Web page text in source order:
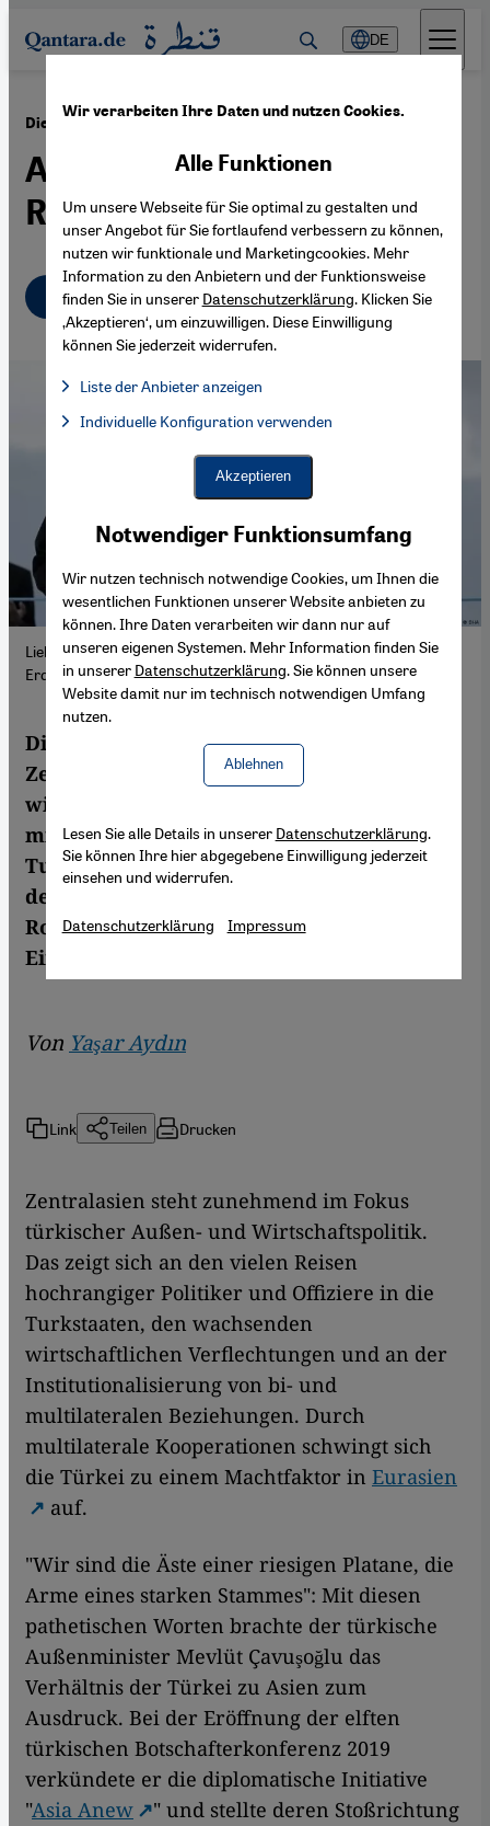
Direkt zum Inhalt springen
DE
Die Türkei und Zentralasien ·25.04.2022
Auf dem Weg zur
Regionalmacht
Deutsch English
Liebäugeln mit der Unterstützung nationalistischer Kreis:
Erdogan mit dem MHP-Vorsitzenden Devlet Bahceli
Die Türkei wendet sich verstärkt nach
Zentralasien und intensiviert ihre
wirtschaftlichen, politischen und
militärischen Beziehungen zu den
Turkstaaten. Welches sind die Triebkräfte
der türkischen Zentralasienpolitik? Welche
Rolle spielt die Idee des Panturkismus?
Eine Analyse von Yaşar Aydın
Von Yaşar Aydın
Link Teilen Drucken
Zentralasien steht zunehmend im Fokus
türkischer Außen- und Wirtschaftspolitik.
Das zeigt sich an den vielen Reisen
hochrangiger Politiker und Offiziere in die
Turkstaaten, den wachsenden
wirtschaftlichen Verflechtungen und an der
Institutionalisierung von bi- und
multilateralen Beziehungen. Durch
multilaterale Kooperationen schwingt sich
die Türkei zu einem Machtfaktor in Eurasien
auf.
"Wir sind die Äste einer riesigen Platane, die
Arme eines starken Stammes": Mit diesen
pathetischen Worten brachte der türkische
Außenminister Mevlüt Çavuşoğlu das
Verhältnis der Türkei zu Asien zum
Ausdruck. Bei der Eröffnung der elften
türkischen Botschafterkonferenz 2019
verkündete er die diplomatische Initiative
"Asia Anew
" und stellte deren Stoßrichtung
Wir verarbeiten Ihre Daten und nutzen Cookies.
Notwendiger Funktionsumfang
Wir nutzen technisch notwendige Cookies, um Ihnen die
wesentlichen Funktionen unserer Website anbieten zu
können. Ihre Daten verarbeiten wir dann nur auf
unseren eigenen Systemen. Mehr Information finden Sie
in unserer Datenschutzerklärung. Sie können unsere
Website damit nur im technisch notwendigen Umfang
nutzen.
Ablehnen
Alle Funktionen
Um unsere Webseite für Sie optimal zu gestalten und
unser Angebot für Sie fortlaufend verbessern zu können,
nutzen wir funktionale und Marketingcookies. Mehr
Information zu den Anbietern und der Funktionsweise
finden Sie in unserer Datenschutzerklärung. Klicken Sie
‚Akzeptieren‘, um einzuwilligen. Diese Einwilligung
können Sie jederzeit widerrufen.
Liste der Anbieter anzeigen
Facebook Embed / Facebook Connect, Google Maps Embed,
Facebook Embed / Facebook Connect
Google Maps Embed
Individuelle Konfiguration verwenden
Akzeptieren
Lesen Sie alle Details in unserer Datenschutzerklärung.
Sie können Ihre hier abgegebene Einwilligung jederzeit
einsehen und widerrufen.
Datenschutzerklärung Impressum